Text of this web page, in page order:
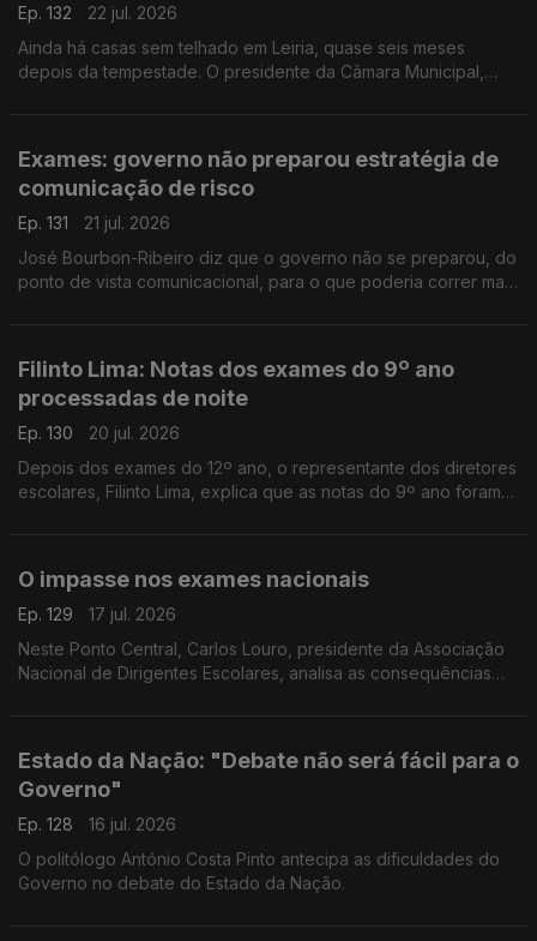
Ep. 132
22 jul. 2026
Ainda há casas sem telhado em Leiria, quase seis meses
depois da tempestade. O presidente da Câmara Municipal,
Exames: governo não preparou estratégia de
comunicação de risco
Ep. 131
21 jul. 2026
José Bourbon-Ribeiro diz que o governo não se preparou, do
ponto de vista comunicacional, para o que poderia correr mal
Filinto Lima: Notas dos exames do 9º ano
processadas de noite
Ep. 130
20 jul. 2026
Depois dos exames do 12º ano, o representante dos diretores
escolares, Filinto Lima, explica que as notas do 9º ano foram
O impasse nos exames nacionais
Ep. 129
17 jul. 2026
Neste Ponto Central, Carlos Louro, presidente da Associação
Nacional de Dirigentes Escolares, analisa as consequências
Estado da Nação: "Debate não será fácil para o
Governo"
Ep. 128
16 jul. 2026
O politólogo António Costa Pinto antecipa as dificuldades do
Governo no debate do Estado da Nação.